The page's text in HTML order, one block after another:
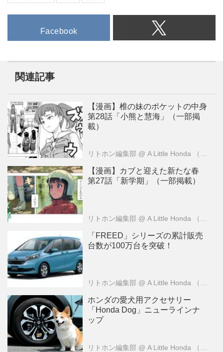
Facebook
関連記事
【漫画】椎の妹のポケットの中身
第28話「小熊と慧海」（一部掲
載）
リトホン編集部 @ A Little Honda （ア・リトル・ホンダ）編集部
【漫画】カブと迎えた新たな春
第27話「新学期」（一部掲載）
リトホン編集部 @ A Little Honda （ア・リトル・ホンダ）編集部
「FREED」シリーズの累計販売
台数が100万台を突破！
リトホン編集部 @ A Little Honda （ア・リトル・ホンダ）編集部
ホンダの愛犬用アクセサリー
「Honda Dog」ニューラインナ
ップ
リトホン編集部 @ A Little Honda （ア・リトル・ホンダ）編集部